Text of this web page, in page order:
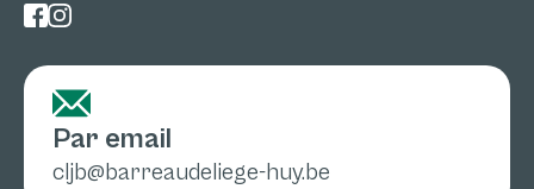
Par email
cljb@barreaudeliege-huy.be